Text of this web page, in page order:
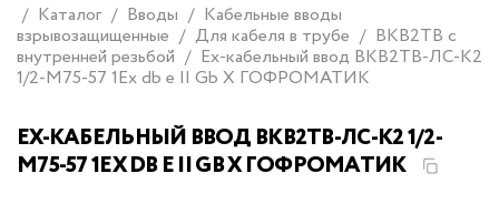
Каталог Вводы
Кабельные вводы
взрывозащищенные
Для кабеля в трубе
ВКВ2ТВ с
внутренней резьбой
Ех-кабельный ввод ВКВ2ТВ-ЛС-К2
1/2-М75-57 1Ex db e II Gb X ГОФРОМАТИК
ЕХ-КАБЕЛЬНЫЙ ВВОД ВКВ2ТВ-ЛС-К2 1/2-
М75-57 1EX DB E II GB X ГОФРОМАТИК